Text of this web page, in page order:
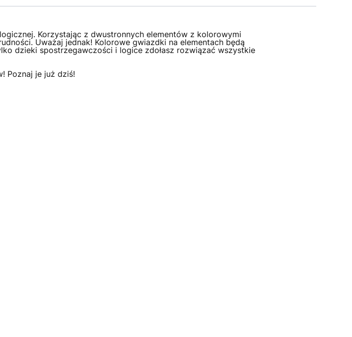
Korzystając z dwustronnych elementów z kolorowymi
Uważaj jednak! Kolorowe gwiazdki na elementach będą
dzieki spostrzegawczości i logice zdołasz rozwiązać wszystkie
Poznaj je już dziś!